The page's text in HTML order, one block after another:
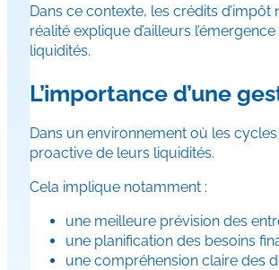
Dans ce contexte, les crédits
réalité explique d’ailleurs
liquidités.
L’importance d’une
Dans un environnement où les
proactive de leurs liquidités.
Cela implique notamment :
une meilleure prévision des
une planification des besoins
une compréhension claire des